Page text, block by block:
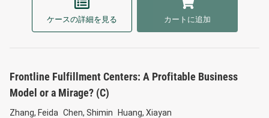
ケースの詳細を見る カートに追加
Frontline Fulfillment Centers: A Profitable Business
Model or a Mirage? (C)
Zhang, Feida Chen, Shimin Huang, Xiayan